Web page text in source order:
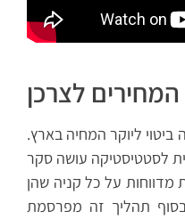
ליוקר המחיה בארץ.
לסטטיסטיקה עושה סקר
על כל קניה שהן
תהליך זה מפרסמת